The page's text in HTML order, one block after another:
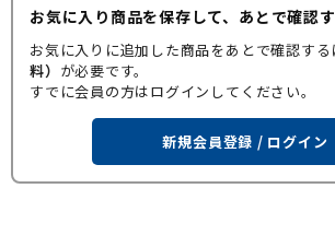
お気に入り商品を保存して、あとで確認
お気に入りに追加した商品をあとで確認する
料） が必要です。
すでに会員の方はログインしてください。
新規会員登録 / ログイン